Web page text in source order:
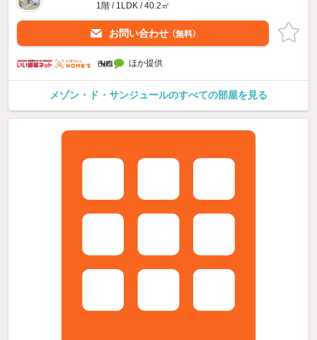
1階 / 1LDK / 40.2㎡
お問い合わせ （無料）
ほか提供
メゾン・ド・サンジュールのすべての部屋を見る